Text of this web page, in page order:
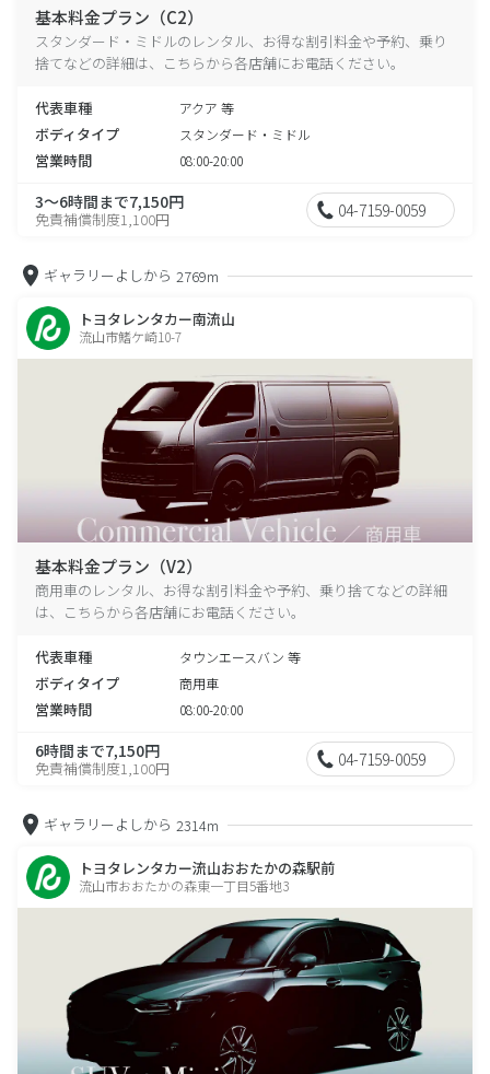
基本料金プラン（C2）
スタンダード・ミドルのレンタル、お得な割引料金や予約、乗り
捨てなどの詳細は、こちらから各店舗にお電話ください。
代表車種 アクア 等
ボディタイプ スタンダード・ミドル
営業時間 08:00-20:00
3～6時間まで7,150円
免責補償制度1,100円 04-7159-0059
ギャラリーよしから 2769m
トヨタレンタカー南流山
流山市鰭ケ崎10-7
基本料金プラン（V2）
商用車のレンタル、お得な割引料金や予約、乗り捨てなどの詳細
は、こちらから各店舗にお電話ください。
代表車種 タウンエースバン 等
ボディタイプ 商用車
営業時間 08:00-20:00
6時間まで7,150円
免責補償制度1,100円 04-7159-0059
ギャラリーよしから 2314m
トヨタレンタカー流山おおたかの森駅前
流山市おおたかの森東一丁目5番地3